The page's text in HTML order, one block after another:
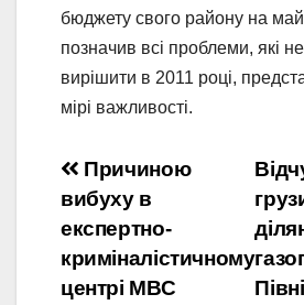
бюджету свого району на
позначив всі проблеми, які
вирішити в 2011 році,
мірі важливості.
Навигация
по
записям
Причиною
вибуху в
експертно-
криміналістичному
центрі МВС